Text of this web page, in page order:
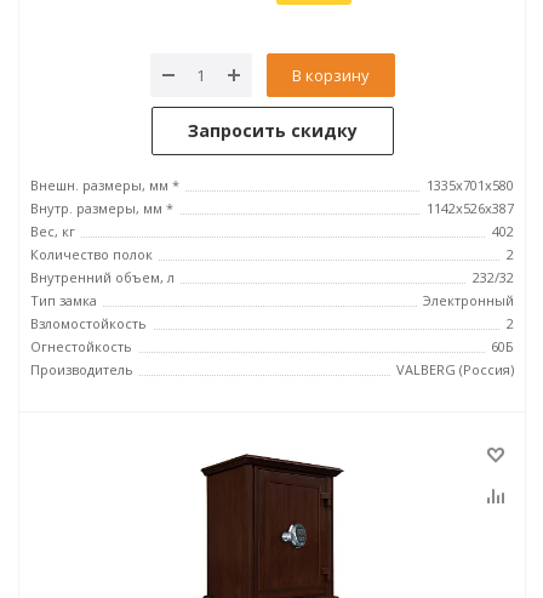
В корзину
Запросить скидку
Внешн. размеры, мм *
1335x701x580
Внутр. размеры, мм *
1142х526х387
Вес, кг
402
Количество полок
2
Внутренний объем, л
232/32
Тип замка
Электронный
Взломостойкость
2
Огнестойкость
60Б
Производитель
VALBERG (Россия)